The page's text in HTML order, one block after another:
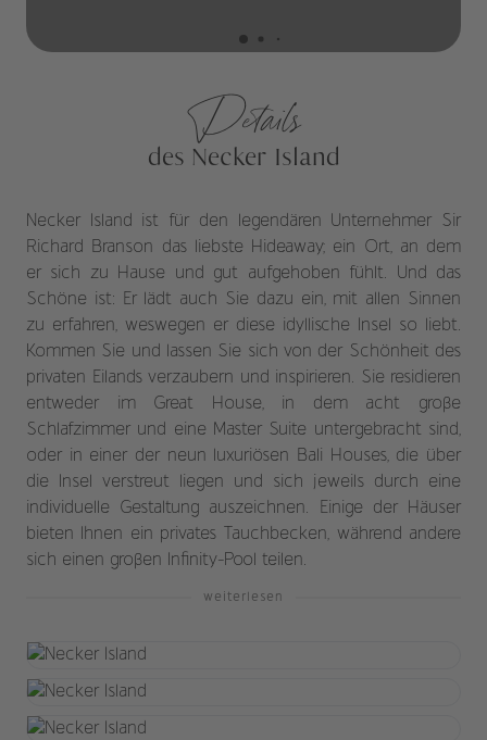
Details
des Necker Island
Necker Island ist für den legendären Unternehmer Sir
Richard Branson das liebste Hideaway; ein Ort, an dem
er sich zu Hause und gut aufgehoben fühlt. Und das
Schöne ist: Er lädt auch Sie dazu ein, mit allen Sinnen
zu erfahren, weswegen er diese idyllische Insel so liebt.
Kommen Sie und lassen Sie sich von der Schönheit des
privaten Eilands verzaubern und inspirieren. Sie residieren
entweder im Great House, in dem acht große
Schlafzimmer und eine Master Suite untergebracht sind,
oder in einer der neun luxuriösen Bali Houses, die über
die Insel verstreut liegen und sich jeweils durch eine
individuelle Gestaltung auszeichnen. Einige der Häuser
bieten Ihnen ein privates Tauchbecken, während andere
sich einen großen Infinity-Pool teilen.
weiterlesen